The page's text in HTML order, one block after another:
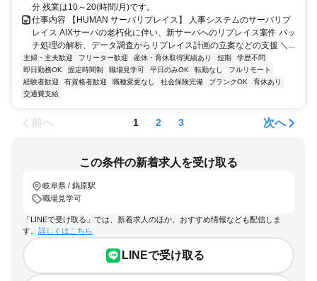
分 残業は10～20(時間/月)です。
仕事内容 【HUMAN サーバリプレイス】 人事システムのサーバリプ
レイス AIXサーバの老朽化に伴い、新サーバへのリプレイス案件 バッ
チ処理の解析、データ調査からリプレイス計画の立案などの支援 ＼...
主婦・主夫歓迎 フリーター歓迎 産休・育休取得実績あり 短期
学歴不問
即日勤務OK
固定時間制 職場見学可 平日のみOK 転勤なし
フルリモート
経験者歓迎
有資格者歓迎 職種変更なし 社会保険完備 ブランクOK
育休あり
交通費支給
前へ 1 2 3 次へ
この条件の新着求人を受け取る
岐阜県 / 鍋原駅
職場見学可
「LINEで受け取る」では、新着求人のほか、おすすめ情報なども配信しま
す。 詳しくはこちら
LINEで受け取る